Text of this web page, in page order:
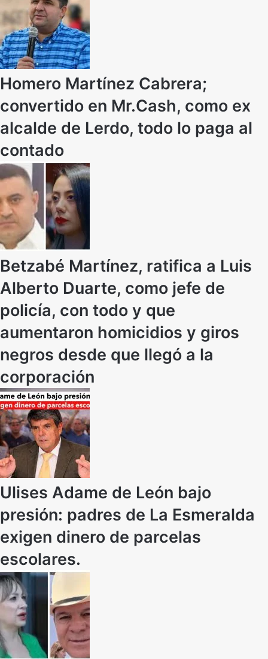
Homero Martínez Cabrera;
convertido en Mr.Cash, como ex
alcalde de Lerdo, todo lo paga al
contado
Betzabé Martínez, ratifica a Luis
Alberto Duarte, como jefe de
policía, con todo y que
aumentaron homicidios y giros
negros desde que llegó a la
corporación
Ulises Adame de León bajo
presión: padres de La Esmeralda
exigen dinero de parcelas
escolares.